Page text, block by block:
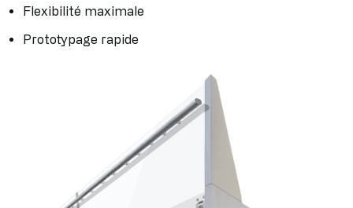
Flexibilité maximale
Prototypage rapide